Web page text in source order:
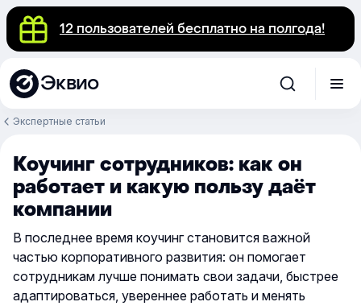
12 пользователей бесплатно на полгода!
Эквио
Экспертные статьи
Коучинг сотрудников: как он
работает и какую пользу даёт
компании
В последнее время коучинг становится важной
частью корпоративного развития: он помогает
сотрудникам лучше понимать свои задачи, быстрее
адаптироваться, увереннее работать и менять